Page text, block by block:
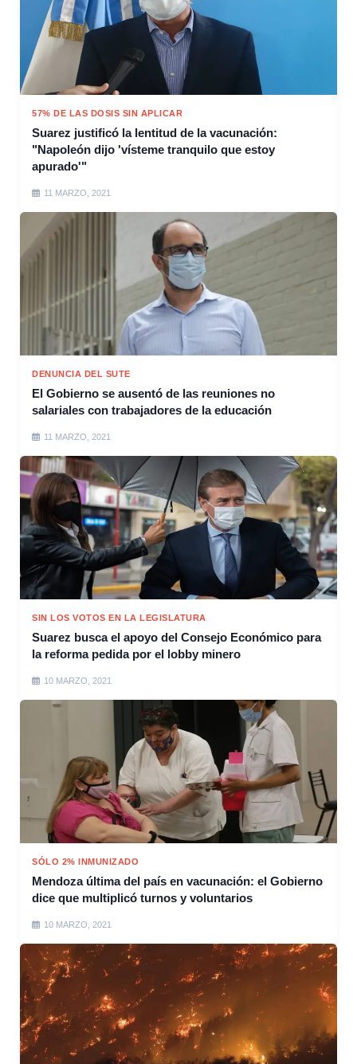
57% DE LAS DOSIS SIN APLICAR
Suarez justificó la lentitud de la vacunación:
"Napoleón dijo 'vísteme tranquilo que estoy
apurado'"
11 MARZO, 2021
DENUNCIA DEL SUTE
El Gobierno se ausentó de las reuniones no
salariales con trabajadores de la educación
11 MARZO, 2021
SIN LOS VOTOS EN LA LEGISLATURA
Suarez busca el apoyo del Consejo Económico para
la reforma pedida por el lobby minero
10 MARZO, 2021
SÓLO 2% INMUNIZADO
Mendoza última del país en vacunación: el Gobierno
dice que multiplicó turnos y voluntarios
10 MARZO, 2021